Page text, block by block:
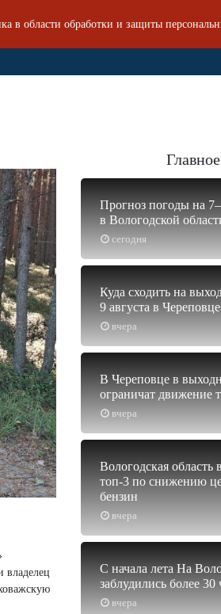
в области обработки и защиты
владелец
Главное
сегодня
Прогноз погоды на
в Вологодской
вчера
Куда сходить на
9 августа в Череповце
вчера
В Череповце в
ограничат движение
вчера
Вологодская область
топ-3 по снижению
бензин
вчера
С начала лета На
заблудились более 30